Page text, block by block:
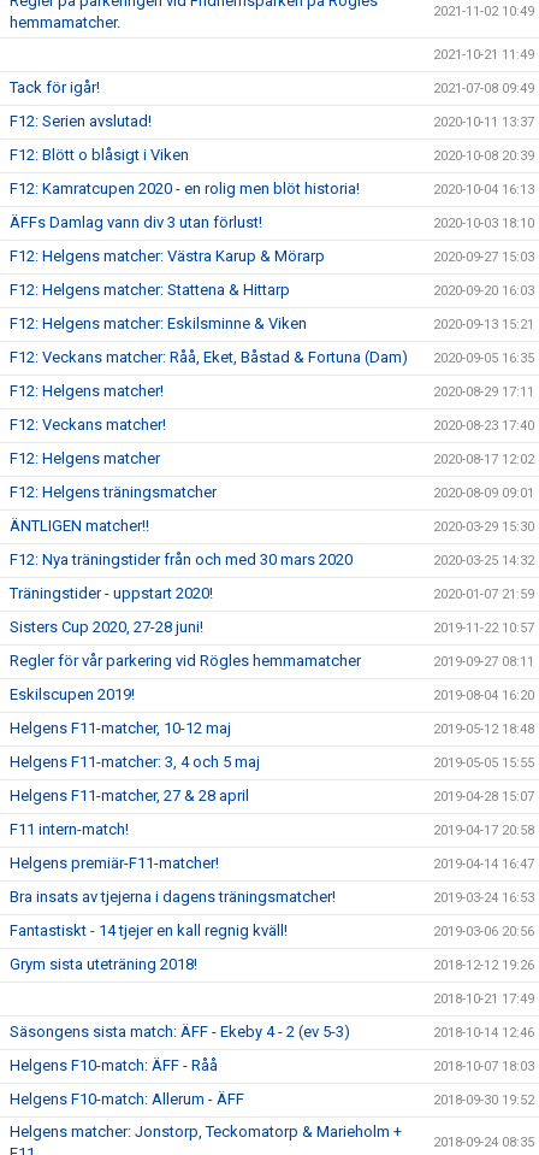
hemmamatcher.
2021-11-02 10:49
2021-10-21 11:49
Tack för igår! 2021-07-08 09:49
F12: Serien avslutad! 2020-10-11 13:37
F12: Blött o blåsigt i Viken 2020-10-08 20:39
F12: Kamratcupen 2020 - en rolig men blöt historia! 2020-10-04 16:13
ÄFFs Damlag vann div 3 utan förlust! 2020-10-03 18:10
F12: Helgens matcher: Västra Karup & Mörarp 2020-09-27 15:03
F12: Helgens matcher: Stattena & Hittarp 2020-09-20 16:03
F12: Helgens matcher: Eskilsminne & Viken 2020-09-13 15:21
F12: Veckans matcher: Råå, Eket, Båstad & Fortuna (Dam) 2020-09-05 16:35
F12: Helgens matcher! 2020-08-29 17:11
F12: Veckans matcher! 2020-08-23 17:40
F12: Helgens matcher 2020-08-17 12:02
F12: Helgens träningsmatcher 2020-08-09 09:01
ÄNTLIGEN matcher!! 2020-03-29 15:30
F12: Nya träningstider från och med 30 mars 2020 2020-03-25 14:32
Träningstider - uppstart 2020! 2020-01-07 21:59
Sisters Cup 2020, 27-28 juni! 2019-11-22 10:57
Regler för vår parkering vid Rögles hemmamatcher 2019-09-27 08:11
Eskilscupen 2019! 2019-08-04 16:20
Helgens F11-matcher, 10-12 maj 2019-05-12 18:48
Helgens F11-matcher: 3, 4 och 5 maj 2019-05-05 15:55
Helgens F11-matcher, 27 & 28 april 2019-04-28 15:07
F11 intern-match! 2019-04-17 20:58
Helgens premiär-F11-matcher! 2019-04-14 16:47
Bra insats av tjejerna i dagens träningsmatcher! 2019-03-24 16:53
Fantastiskt - 14 tjejer en kall regnig kväll! 2019-03-06 20:56
Grym sista uteträning 2018! 2018-12-12 19:26
2018-10-21 17:49
Säsongens sista match: ÄFF - Ekeby 4 - 2 (ev 5-3) 2018-10-14 12:46
Helgens F10-match: ÄFF - Råå 2018-10-07 18:03
Helgens F10-match: Allerum - ÄFF 2018-09-30 19:52
Helgens matcher: Jonstorp, Teckomatorp & Marieholm +
2018-09-24 08:35